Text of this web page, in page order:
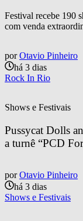
Festival recebe 190
com venda
por Otavio Pinheiro
há 3 dias
Rock In Rio
Shows e Festivais
Pussycat Dolls
a turnê “PCD
por Otavio Pinheiro
há 3 dias
Shows e Festivais